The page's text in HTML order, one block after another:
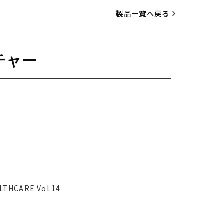
製品一覧へ戻る
ャー
Vol.14